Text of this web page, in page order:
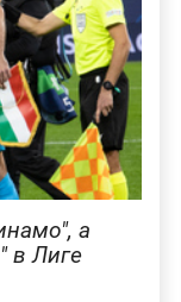
а
в Лиге